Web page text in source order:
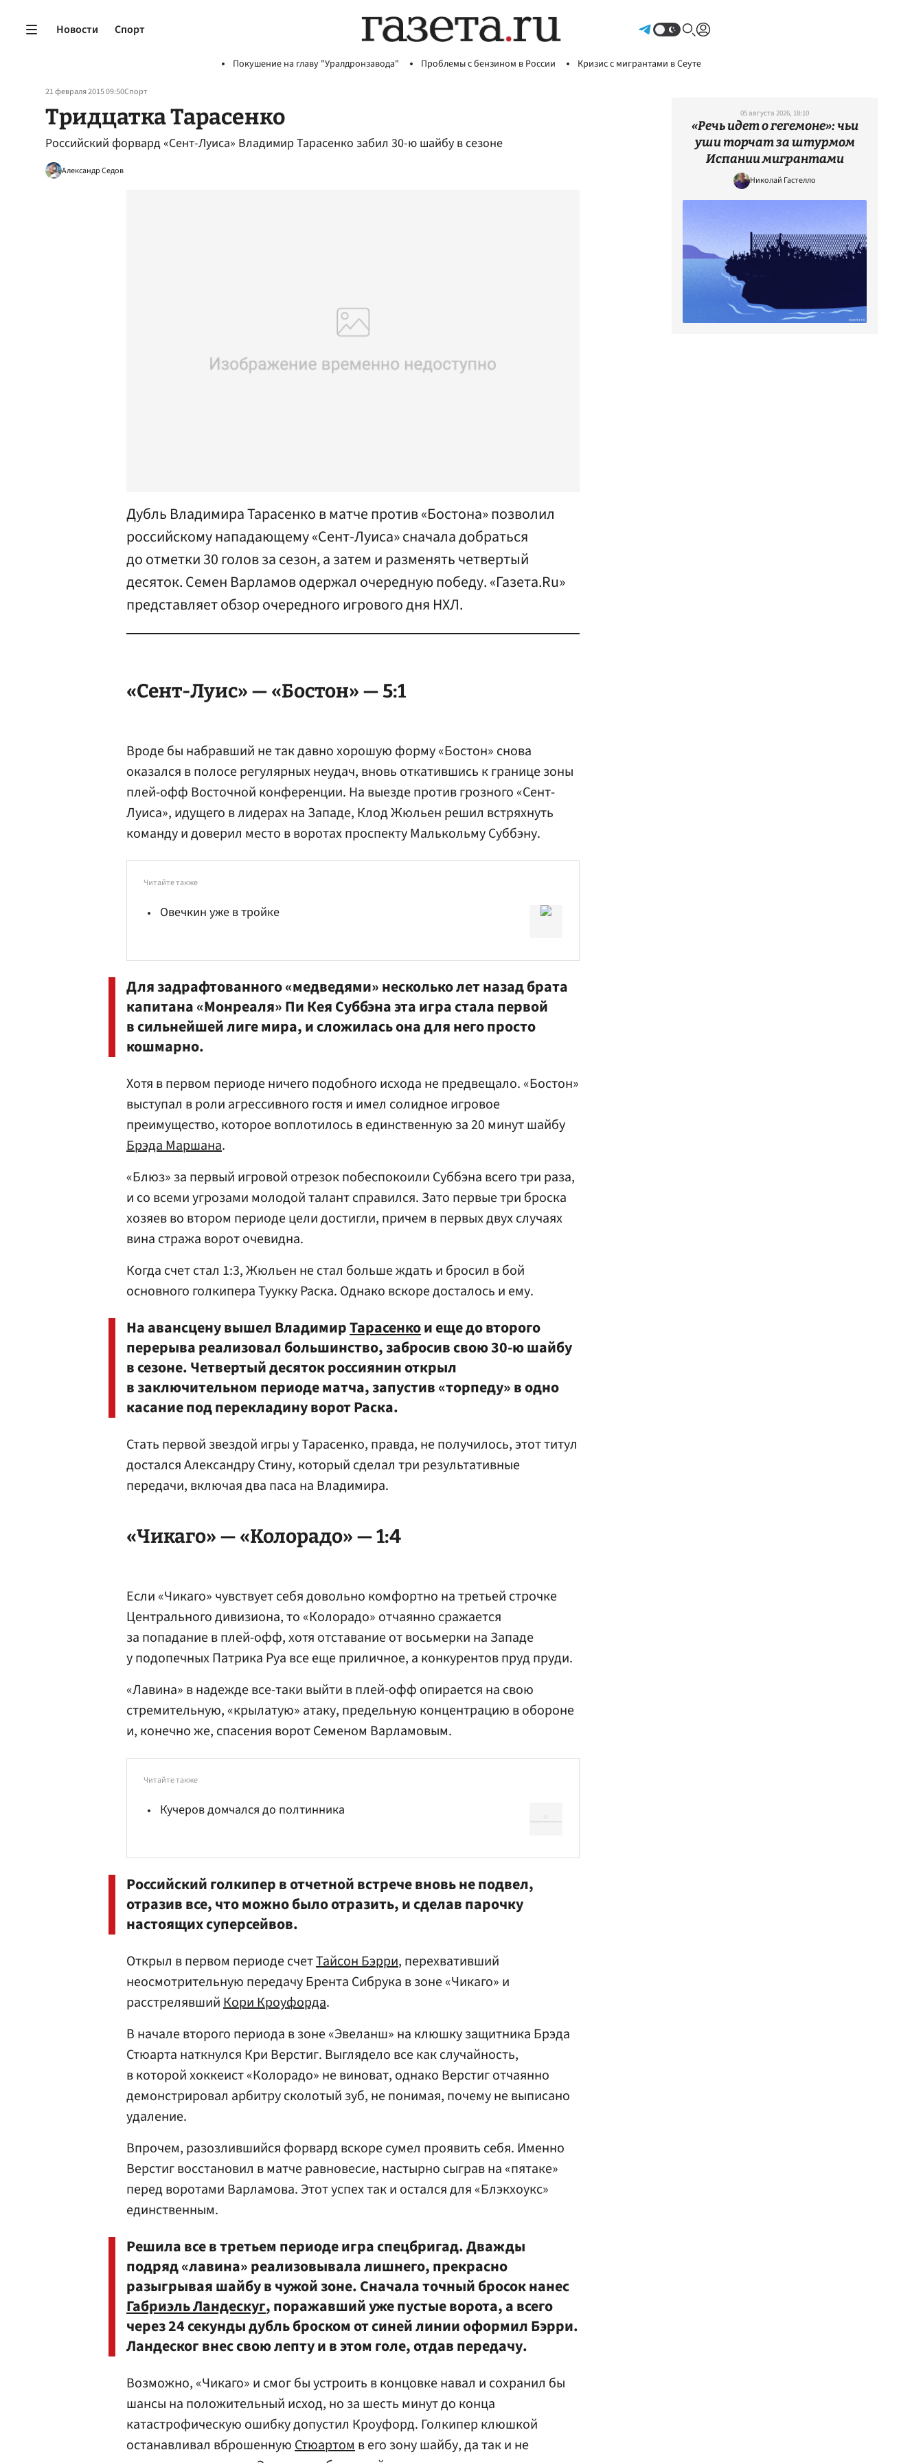
Новости Спорт
Покушение на главу "Уралдронзавода" Проблемы с бензином в России Кризис с мигрантами в Сеуте
21 февраля 2015 09:50Спорт
Тридцатка Тарасенко
Российский форвард «Сент-Луиса» Владимир Тарасенко забил 30-ю шайбу в сезоне
Александр Седов
Дубль Владимира Тарасенко в матче против «Бостона» позволил
российскому нападающему «Сент-Луиса» сначала добраться
до отметки 30 голов за сезон, а затем и разменять четвертый
десяток. Семен Варламов одержал очередную победу. «Газета.Ru»
представляет обзор очередного игрового дня НХЛ.
«Сент-Луис» — «Бостон» — 5:1
Вроде бы набравший не так давно хорошую форму «Бостон» снова
оказался в полосе регулярных неудач, вновь откатившись к границе зоны
плей-офф Восточной конференции. На выезде против грозного «Сент-
Луиса», идущего в лидерах на Западе, КлодЖюльен решил встряхнуть
команду и доверил место в воротах проспекту Малькольму Суббэну.
Читайте также
Овечкин уже в тройке
Для задрафтованного «медведями» несколько лет назад брата
капитана «Монреаля» Пи Кея Суббэна эта игра стала первой
в сильнейшей лиге мира, и сложилась она для него просто
кошмарно.
Хотя в первом периоде ничего подобного исхода не предвещало. «Бостон»
выступал в роли агрессивного гостя и имел солидное игровое
преимущество, которое воплотилось в единственную за 20 минут шайбу
Брэда Маршана.
«Блюз» за первый игровой отрезок побеспокоили Суббэна всего три раза,
и со всеми угрозами молодой талант справился. Зато первые три броска
хозяев во втором периоде цели достигли, причем в первых двух случаях
вина стража ворот очевидна.
Когда счет стал 1:3, Жюльен не стал больше ждать и бросил в бой
основного голкипера Туукку Раска. Однако вскоре досталось и ему.
На авансцену вышел ВладимирТарасенкои еще до второго
перерыва реализовал большинство, забросив свою 30-ю шайбу
в сезоне. Четвертый десяток россиянин открыл
в заключительном периоде матча, запустив «торпеду» в одно
касание под перекладину ворот Раска.
Стать первой звездой игры у Тарасенко, правда, не получилось, этот титул
достался Александру Стину, который сделал три результативные
передачи, включая два паса на Владимира.
«Чикаго» — «Колорадо» — 1:4
Если «Чикаго» чувствует себя довольно комфортно на третьей строчке
Центрального дивизиона, то «Колорадо» отчаянно сражается
за попадание в плей-офф, хотя отставание от восьмерки на Западе
у подопечныхПатрика Руа все еще приличное, а конкурентов пруд пруди.
«Лавина» в надежде все-таки выйти в плей-офф опирается на свою
стремительную, «крылатую» атаку, предельную концентрацию в обороне
и, конечно же, спасения ворот Семеном Варламовым.
Читайте также
Кучеров домчался до полтинника
Российский голкипер в отчетной встрече вновь не подвел,
отразив все, что можно было отразить, и сделав парочку
настоящих суперсейвов.
Открыл в первом периоде счетТайсон Бэрри, перехвативший
неосмотрительную передачу Брента Сибрука в зоне «Чикаго» и
расстрелявшийКори Кроуфорда.
В начале второго периода в зоне «Эвеланш» на клюшку защитника Брэда
Стюарта наткнулся Кри Верстиг. Выглядело все как случайность,
в которой хоккеист «Колорадо» не виноват, однако Верстиг отчаянно
демонстрировал арбитру сколотый зуб, не понимая, почему не выписано
удаление.
Впрочем, разозлившийся форвард вскоре сумел проявить себя. Именно
Верстиг восстановил в матче равновесие, настырно сыграв на «пятаке»
перед воротами Варламова. Этот успех так и остался для «Блэкхоукс»
единственным.
Решила все в третьем периоде игра спецбригад. Дважды
подряд «лавина» реализовывала лишнего, прекрасно
разыгрывая шайбу в чужой зоне. Сначала точный бросок нанес
Габриэль Ландескуг, поражавший уже пустые ворота, а всего
через 24 секунды дубль броском от синей линии оформил Бэрри.
Ландеског внес свою лепту и в этом голе, отдав передачу.
Возможно, «Чикаго» и смог бы устроить в концовке навал и сохранил бы
шансы на положительный исход, но за шесть минут до конца
катастрофическую ошибку допустил Кроуфорд. Голкипер клюшкой
останавливал вброшеннуюСтюартомв его зону шайбу, да так и не
05 августа 2026, 18:10
«Речь идет о гегемоне»: чьи
уши торчат за штурмом
Испании мигрантами
Николай Гастелло